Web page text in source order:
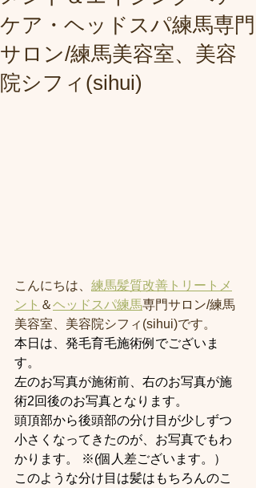
ケア・ヘッドスパ練馬専門
サロン/練馬美容室、美容
院シフィ(sihui)
こんにちは、 練馬髪質改善トリートメ
ント ＆ヘッドスパ練馬専門サロン/練馬
美容室、美容院シフィ(sihui)です。
本日は、発毛育毛施術例でございま
す。
左のお写真が施術前、右のお写真が施
術2回後のお写真となります。
頭頂部から後頭部の分け目が少しずつ
小さくなってきたのが、お写真でもわ
かります。 ※(個人差ございます。）
このような分け目は髪はもちろんのこ